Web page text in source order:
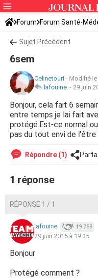
Forum Forum Santé-
Tomber enceinte
Sujet Précédent
6sem
Celinetouri - Modifié le
lafouine. - 29 juin
Bonjour, cela fait 6
entre temps je lai fait
protégé.Est-ce normal
pas du tout envi de
Répondre (1)
1 réponse
RÉPONSE 1 / 1
lafouine. 19 758
29 juin 2015 à 19:35
Bonjour
Protégé comment ?